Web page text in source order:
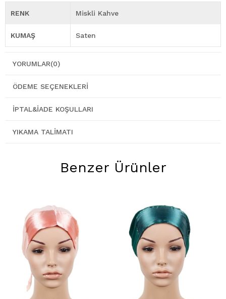
RENK Miskli Kahve
KUMAŞ Saten
YORUMLAR(0)
ÖDEME SEÇENEKLERI
İPTAL&İADE KOŞULLARI
YIKAMA TALIMATI
Benzer Ürünler